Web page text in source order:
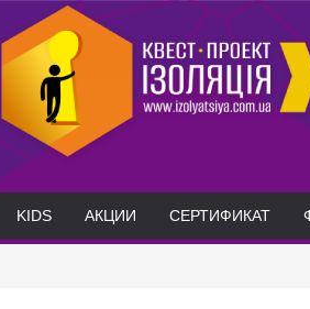
KIDS АКЦИИ СЕРТИФИКАТ